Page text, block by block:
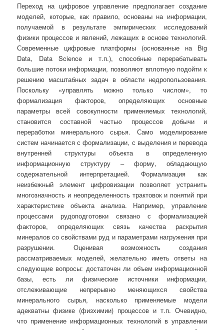
Переход на цифровое управление предполагает создание
моделей, которые, как правило, основаны на информации,
получаемой в результате эмпирических исследований
физики процессов и явлений, лежащих в основе технологий.
Современные цифровые платформы (основанные на Big
Data, Data Science и т.п.), способные перерабатывать
большие потоки информации, позволяют вплотную подойти к
решению масштабных задач в области недропользования.
Поскольку «управлять можно только числом», то
формализация факторов, определяющих основные
параметры всей совокупности применяемых технологий,
становится составной частью процессов добычи и
переработки минерального сырья. Само моделирование
систем начинается с формализации, с выделения и перевода
внутренней структуры объекта в определенную
информационную структуру – форму, обладающую
содержательной интерпретацией. Формализация как
неизбежный элемент цифровизации позволяет устранить
многозначность и неопределенность трактовок и понятий при
характеристике объекта анализа. Например, управление
процессами рудоподготовки связано с формализацией
факторов, определяющих связь качества раскрытия
минералов со свойствами руд и параметрами нагружения при
разрушении. Оценивая возможность создания
рассматриваемых моделей, желательно иметь ответы на
следующие вопросы: достаточен ли объем информационной
базы, есть ли физические источники информации,
отслеживающие непрерывно меняющихся свойства
минерального сырья, насколько применяемые модели
адекватны физике (физхимии) процессов и т.п. Очевидно,
что применение информационных технологий в управлении